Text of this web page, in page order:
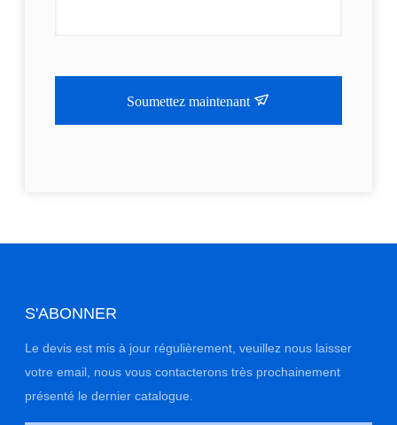
Soumettez maintenant
S'ABONNER
Le devis est mis à jour régulièrement, veuillez nous laisser
votre email, nous vous contacterons très prochainement
présenté le dernier catalogue.